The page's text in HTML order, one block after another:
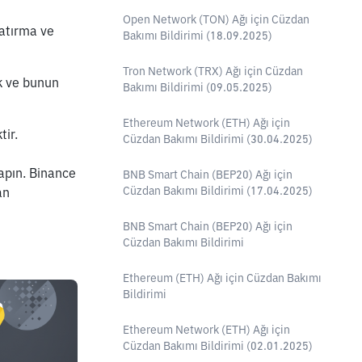
ve
ve bunun
Binance
Open Network (TON) Ağı için Cüzdan
Bakımı Bildirimi (18.09.2025)
Tron Network (TRX) Ağı için Cüzdan
Bakımı Bildirimi (09.05.2025)
Ethereum Network (ETH) Ağı için
Cüzdan Bakımı Bildirimi (30.04.2025)
BNB Smart Chain (BEP20) Ağı için
Cüzdan Bakımı Bildirimi (17.04.2025)
BNB Smart Chain (BEP20) Ağı için
Cüzdan Bakımı Bildirimi
Ethereum (ETH) Ağı için Cüzdan Bakımı
Bildirimi
Ethereum Network (ETH) Ağı için
Cüzdan Bakımı Bildirimi (02.01.2025)